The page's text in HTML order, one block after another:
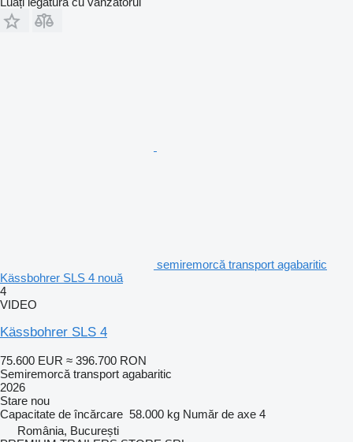
semiremorcă transport agabaritic
Kässbohrer SLS 4 nouă
4
VIDEO
Kässbohrer SLS 4
75.600 EUR ≈ 396.700 RON
Semiremorcă transport agabaritic
2026
Stare nou
Capacitate de încărcare 58.000 kg Număr de axe 4
România, București